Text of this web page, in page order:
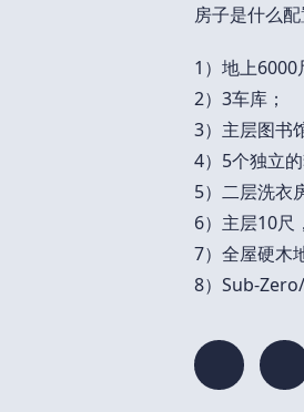
房子是什么配
1）地上6000
2）3车库；
3）主层图书
4）5个独立
5）二层洗衣
6）主层10尺
7）全屋硬木
8）Sub-